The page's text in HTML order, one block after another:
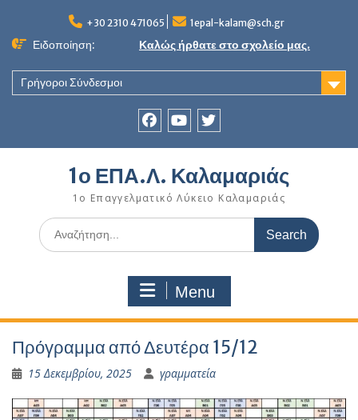
content
+30 2310 471065 1epal-kalam@sch.gr
Ειδοποίηση: Καλώς ήρθατε στο σχολείο μας.
Γρήγοροι Σύνδεσμοι
1ο ΕΠΑ.Λ. Καλαμαριάς
1ο Επαγγελματικό Λύκειο Καλαμαριάς
Search
for:
Menu
Πρόγραμμα από Δευτέρα 15/12
15 Δεκεμβρίου, 2025 γραμματεία